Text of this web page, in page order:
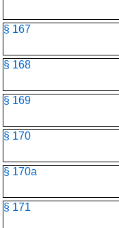
§ 167
§ 168
§ 169
§ 170
§ 170a
§ 171